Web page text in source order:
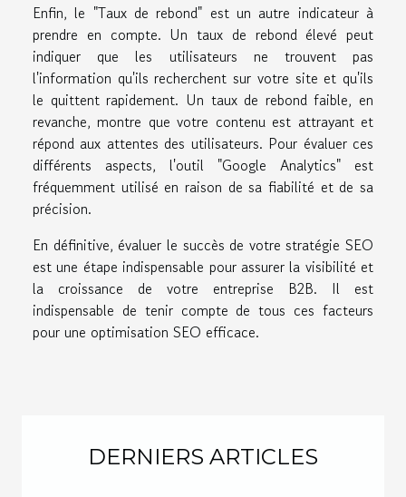
Enfin, le "Taux de rebond" est un autre indicateur à
prendre en compte. Un taux de rebond élevé peut
indiquer que les utilisateurs ne trouvent pas
l'information qu'ils recherchent sur votre site et qu'ils
le quittent rapidement. Un taux de rebond faible, en
revanche, montre que votre contenu est attrayant et
répond aux attentes des utilisateurs. Pour évaluer ces
différents aspects, l'outil "Google Analytics" est
fréquemment utilisé en raison de sa fiabilité et de sa
précision.
En définitive, évaluer le succès de votre stratégie SEO
est une étape indispensable pour assurer la visibilité et
la croissance de votre entreprise B2B. Il est
indispensable de tenir compte de tous ces facteurs
pour une optimisation SEO efficace.
DERNIERS ARTICLES